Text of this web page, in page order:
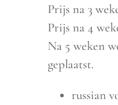
Prijs na 3
Prijs na 4
Na 5 weken
geplaatst.
russian